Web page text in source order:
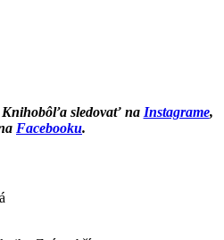
Knihobôľa sledovať na Instagrame,
Facebooku.